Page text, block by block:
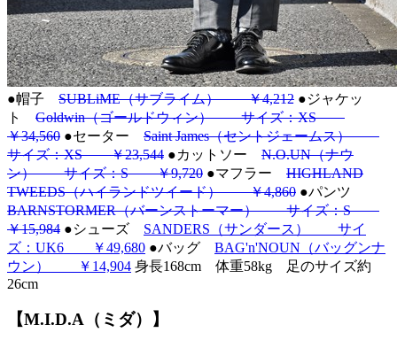
●帽子 SUBLiME（サブライム） ￥4,212 ●ジャケッ
ト Goldwin（ゴールドウィン） サイズ：XS
￥34,560 ●セーター Saint James（セントジェームス）
サイズ：XS ￥23,544 ●カットソー N.O.UN（ナウ
ン） サイズ：S ￥9,720 ●マフラー HIGHLAND
TWEEDS（ハイランドツイード） ￥4,860 ●パンツ
BARNSTORMER（バーンストーマー） サイズ：S
￥15,984 ●シューズ SANDERS（サンダース） サイ
ズ：UK6 ￥49,680 ●バッグ BAG'n'NOUN（バッグンナ
ウン） ￥14,904 身長168cm 体重58kg 足のサイズ約
26cm
【M.I.D.A（ミダ）】